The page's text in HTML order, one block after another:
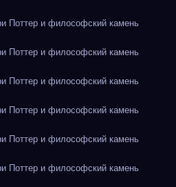
Поттер и философский камень
Поттер и философский камень
Поттер и философский камень
Поттер и философский камень
Поттер и философский камень
Поттер и философский камень